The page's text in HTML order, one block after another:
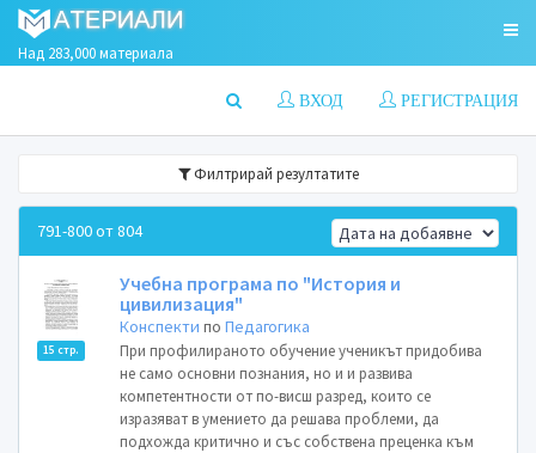
Над 283,000 материала
РЕГИСТРАЦИЯ
ВХОД
Филтрирай резултатите
791-800 от 804
15 стр.
Учебна програма по "История и
цивилизация"
Конспекти поПедагогика
При профилираното обучение ученикът придобива
не само основни познания, но и и развива
компетентности от по-висш разред, които се
изразяват в умението да решава проблеми, да
подхожда критично и със собствена преценка към